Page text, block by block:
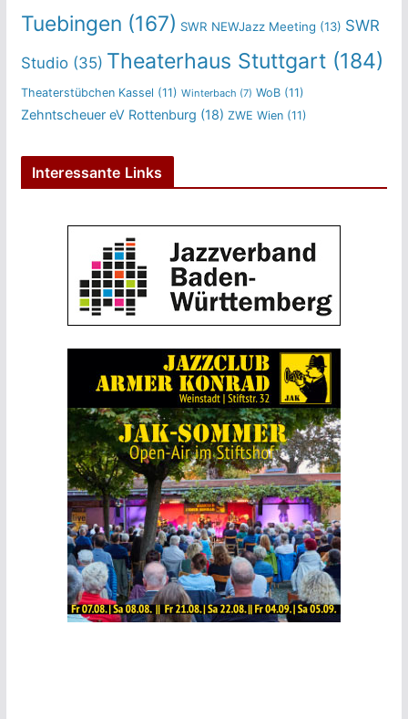
Tuebingen (167) SWR NEWJazz Meeting (13) SWR
Studio(35) Theaterhaus Stuttgart(184)
Theaterstübchen Kassel (11) Winterbach (7) WoB(11)
Zehntscheuer eV Rottenburg (18) ZWE Wien(11)
Interessante Links